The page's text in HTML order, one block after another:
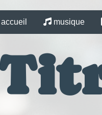
accueil musique